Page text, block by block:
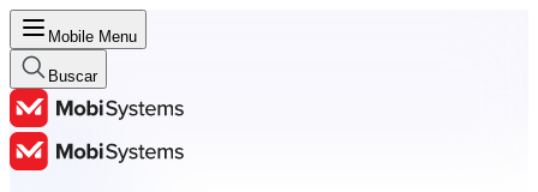
Mobile Menu
Buscar